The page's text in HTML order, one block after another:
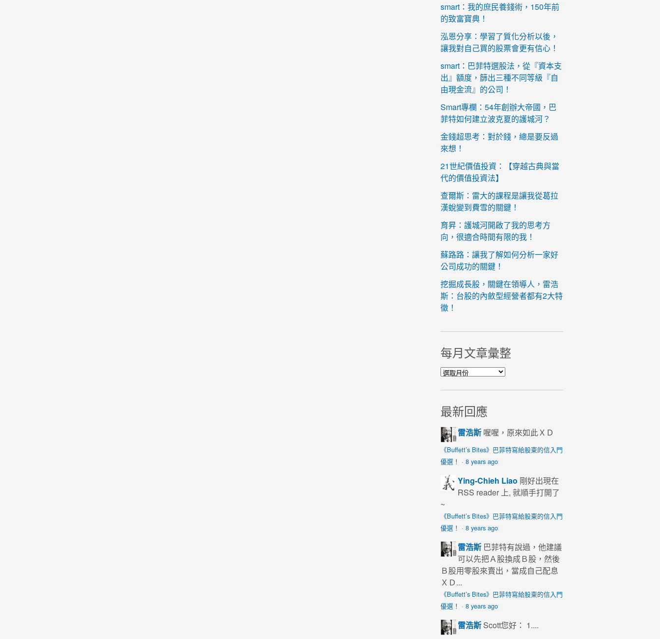
smart：我的庶民養錢術，150年前
的致富寶典！
泓恩分享：學習了質化分析以後，
讓我對自己買的股票會更有信心！
smart：巴菲特選股法，從『資本支
出』額度，篩出三種不同等級『自
由現金流』的公司！
Smart專欄：54年創辦大帝國，巴
菲特如何建立波克夏的護城河？
金錢超思考：對於錢，總是要反過
來想！
21世紀價值投資：【穿越古典與當
代的價值投資法】
查爾斯：雷大的課程是讓我從葛拉
漢蛻變到費雪的關鍵！
育昇：護城河開啟了我的思考方
向，很適合時間有限的我！
蘇路路：讓我了解如何分析一家好
公司成功的關鍵！
挖掘成長股，關鍵在領導人，雷浩
斯：台股的內斂型經營者都有2大特
徵！
每月文章彙整
每月文章彙整
最新回應
雷浩斯 喔喔，原來如此ＸＤ
《Buffett’s Bites》巴菲特寫給股東的信入門
優選！ · 8 years ago
Ying-Chieh Liao 剛好出現在
RSS reader 上, 就順手打開了
~
《Buffett’s Bites》巴菲特寫給股東的信入門
優選！ · 8 years ago
雷浩斯 巴菲特有說過，他建議
可以先把Ａ股換成Ｂ股，然後
Ｂ股用零股來賣出，當成自己配息
ＸＤ...
《Buffett’s Bites》巴菲特寫給股東的信入門
優選！ · 8 years ago
雷浩斯 Scott您好： 1....